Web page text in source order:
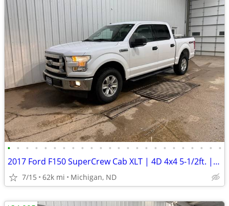
• • • • • • • • • • • • • • • • • • • • • • • •
2017 Ford F150 SuperCrew Cab XLT | 4D 4x4 5-1/2ft. | 62k Miles
7/15 62k mi Michigan, ND